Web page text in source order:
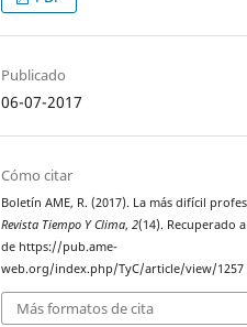
Publicado
06-07-2017
Cómo citar
Boletín AME, R. (2017). La más difícil
Revista Tiempo Y Clima,2(14). Recuperado
de https://pub.ame-
web.org/index.php/TyC/article/view/1257
Más formatos de cita